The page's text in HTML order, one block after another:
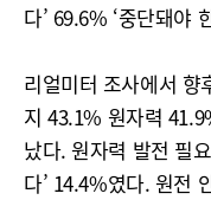
다’ 69.6% ‘중단돼야
리얼미터 조사에서 향
지 43.1% 원자력
났다. 원자력 발전 필
다’ 14.4%였다. 원전